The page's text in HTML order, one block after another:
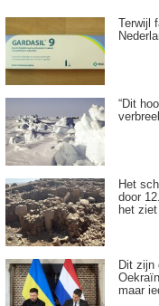
Terwijl
“Dit
Het
door
het ziet
Dit zijn
maar